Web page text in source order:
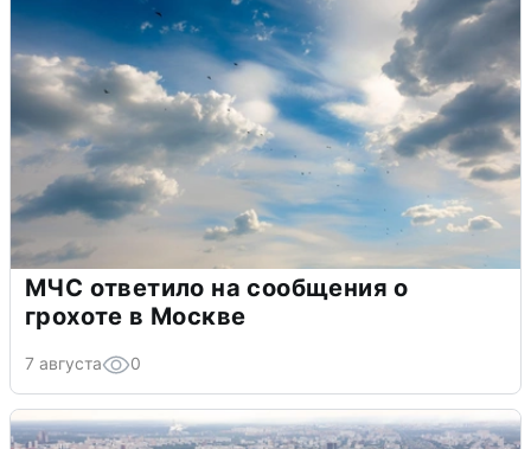
МЧС ответило на сообщения о
грохоте в Москве
7 августа 0